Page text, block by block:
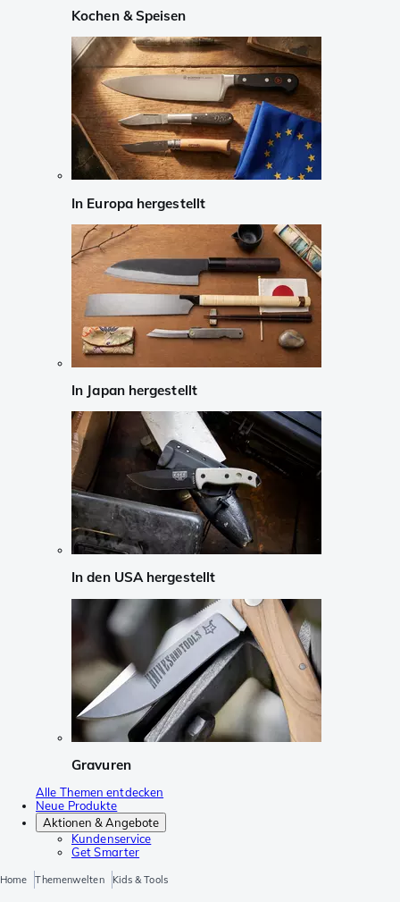
Kochen & Speisen
In Europa hergestellt
In Japan hergestellt
In den USA hergestellt
Gravuren
Alle Themen entdecken
Neue Produkte
Aktionen & Angebote
Kundenservice
Get Smarter
Home Themenwelten Kids & Tools